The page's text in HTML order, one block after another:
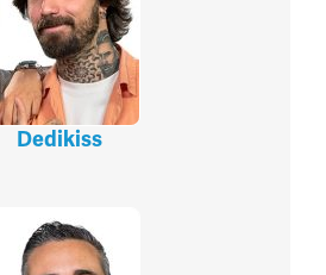
Dedikiss